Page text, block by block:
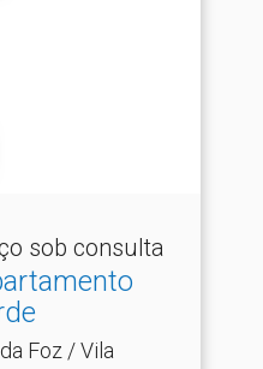
sob consulta
Foz / Vila